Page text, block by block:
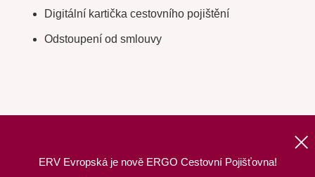
ERV Evropská je nově ERGO Cestovní Pojišťovna!
Digitální kartička cestovního pojištění
Odstoupení od smlouvy